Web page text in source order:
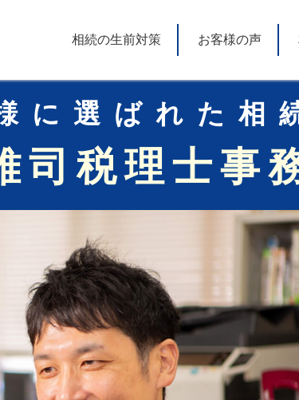
相続の生前対策 お客様の声
に選ばれた相
司税理士事